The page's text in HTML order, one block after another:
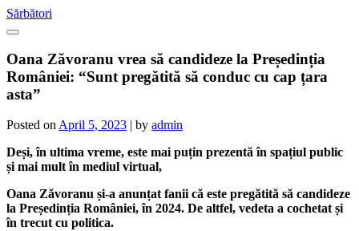
Skip
to
Sărbători
Oana Zăvoranu vrea să candideze la Președinția
României: “Sunt pregătită să conduc cu cap țara
asta”
Posted onApril 5, 2023 | by admin
Deși, în ultima vreme, este mai puțin prezentă în spațiul public
și mai mult în mediul virtual,
Oana Zăvoranu și-a anunțat fanii că este pregătită să candideze
la Președinția României, în 2024. De altfel, vedeta a cochetat și
în trecut cu politica.